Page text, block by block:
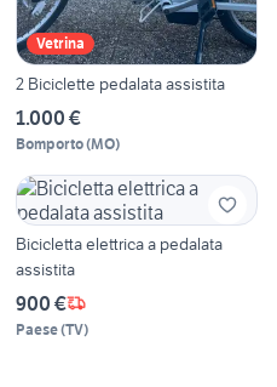
Vetrina
2 Biciclette pedalata assistita
1.000 €
Bomporto(MO)
Bicicletta elettrica a pedalata
assistita
900 €
Paese(TV)